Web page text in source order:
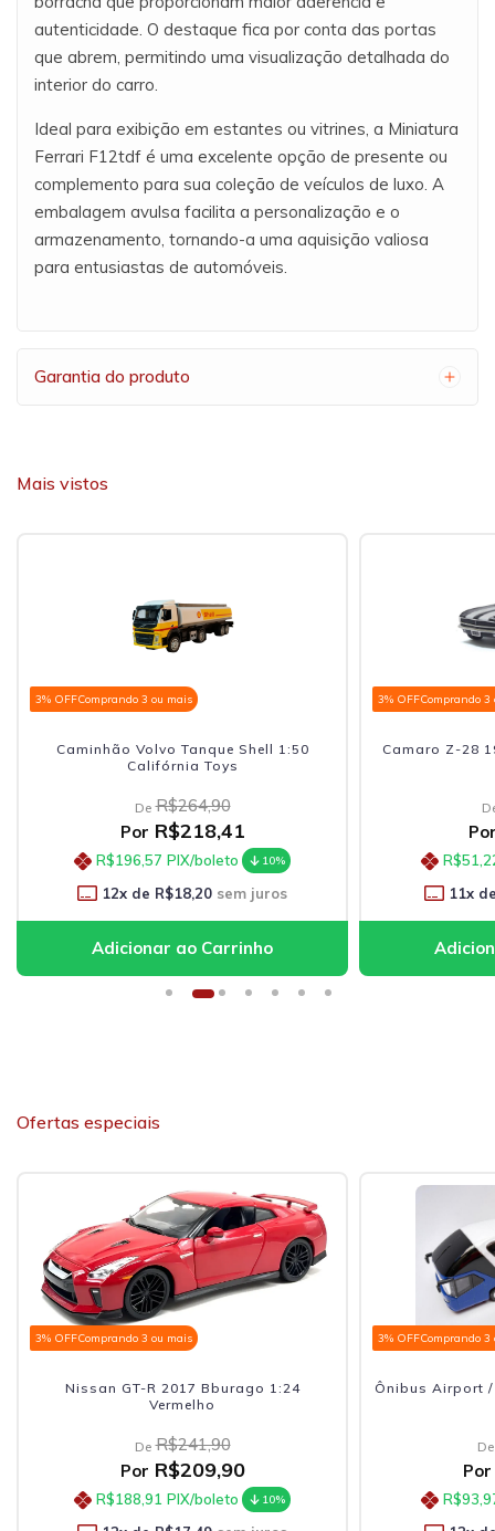
autenticidade. O destaque fica por conta das portas
que abrem, permitindo uma visualização detalhada do
interior do carro.
Ideal para exibição em estantes ou vitrines, a Miniatura
Ferrari F12tdf é uma excelente opção de presente ou
complemento para sua coleção de veículos de luxo. A
embalagem avulsa facilita a personalização e o
armazenamento, tornando-a uma aquisição valiosa
para entusiastas de automóveis.
Garantia do produto
Mais vistos
3% OFFComprando 3 ou mais
Caminhão Volvo Tanque Shell 1:50
Califórnia Toys
De R$264,90
Por R$218,41
R$196,57 PIX/boleto 10%
12x de R$18,20 sem juros
3% OFFComprando 3
Camaro Z-28
11x
Ofertas especiais
3% OFFComprando 3 ou mais
Ônibus Airport / Express Com Luzes 1:38
De
PorR$104,41
R$93,97 PIX/boleto
3%